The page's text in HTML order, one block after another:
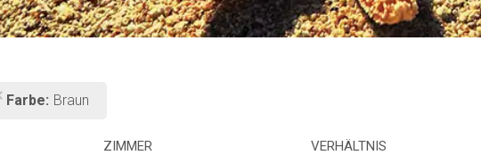
Farbe Braun
ZIMMER VERHÄLTNIS